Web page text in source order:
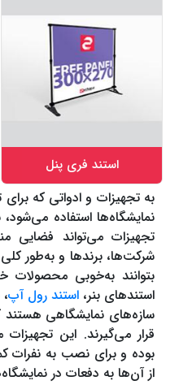
استند فری پنل
به تجهیزات و ادواتی که
نمایشگاه‌ها استفاده
تجهیزات می‌تواند فضایی
شرکت‌ها، برندها و به‌طور
بتوانند به‌خوبی محصولات
استندهای بنر، استند رول آپ
سازه‌های نمایشگاهی هستند
قرار می‌گیرند. این
بوده و برای نصب به نفرات
از آن‌ها به دفعات در